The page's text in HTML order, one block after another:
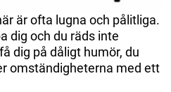
är ofta lugna och pålitliga.
dig och du räds inte
dig på dåligt humör, du
omständigheterna med ett